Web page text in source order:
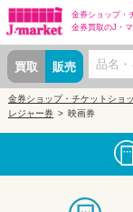
金券ショップ・
金券買取のJ・
買取 販売
金券ショップ・チケットショ
レジャー券
映画券